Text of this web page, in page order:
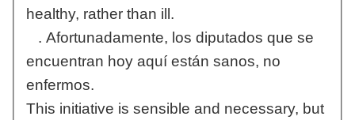
healthy, rather than ill.
. Afortunadamente, los diputados que se
encuentran hoy aquí están sanos, no
enfermos.
This initiative is sensible and necessary, but